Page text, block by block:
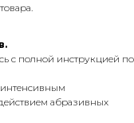
с полной инструкцией по
абразивных